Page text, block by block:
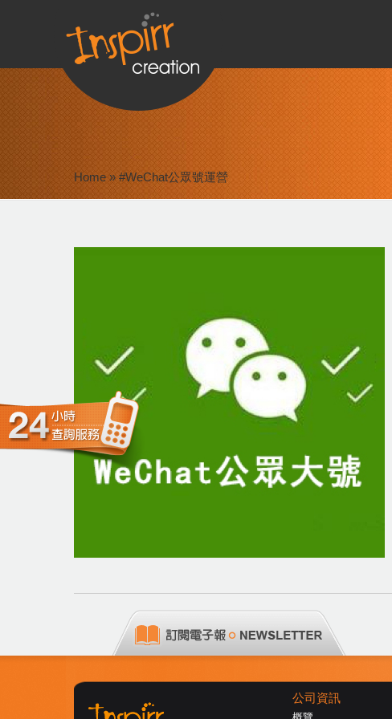
Home» #WeChat公眾號運營
公司資訊